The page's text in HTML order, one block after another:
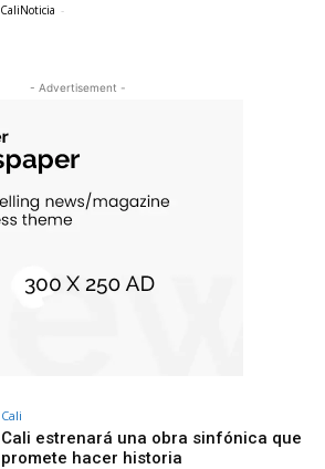
CaliNoticia -
- Advertisement -
Cali
Cali estrenará una obra sinfónica que
promete hacer historia